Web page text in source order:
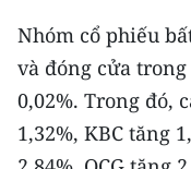
VỀ BÁO NHÂN DÂN
THỜI NAY
NHÂN DÂN CUỐI
Nhóm cổ phiếu
và đóng cửa
0,02%. Trong đó,
1,32%, KBC tăng